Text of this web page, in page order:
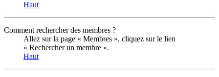
Haut
Comment rechercher des membres ?
Allez sur la page « Membres », cliquez sur le lien
« Rechercher un membre ».
Haut